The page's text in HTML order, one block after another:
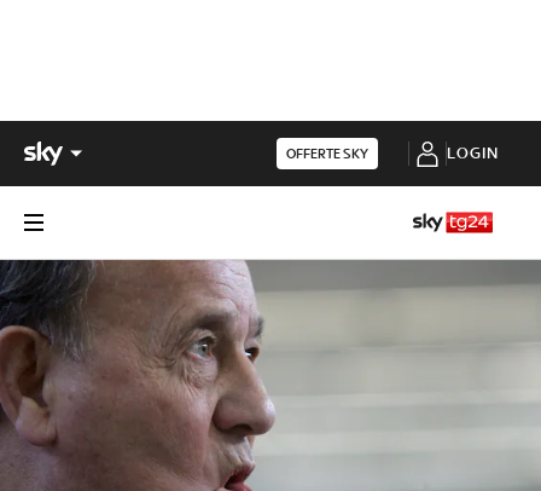
OFFERTE SKY LOGIN